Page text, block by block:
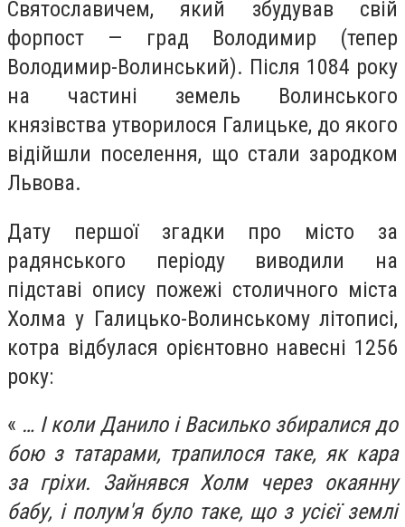
Святославичем, який збудував свій
форпост — град Володимир (тепер
Володимир-Волинський). Після 1084 року
на частині земель Волинського
князівства утворилося Галицьке, до якого
відійшли поселення, що стали зародком
Львова.
Дату першої згадки про місто за
радянського періоду виводили на
підставі опису пожежі столичного міста
Холма у Галицько-Волинському літописі,
котра відбулася орієнтовно навесні 1256
року:
« … І коли Данило і Василько збиралися до
бою з татарами, трапилося таке, як кара
за гріхи. Зайнявся Холм через окаянну
бабу, і полум'я було таке, що з усієї землі